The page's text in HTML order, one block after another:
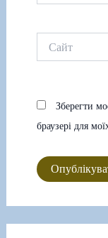
Зберегти
браузері для